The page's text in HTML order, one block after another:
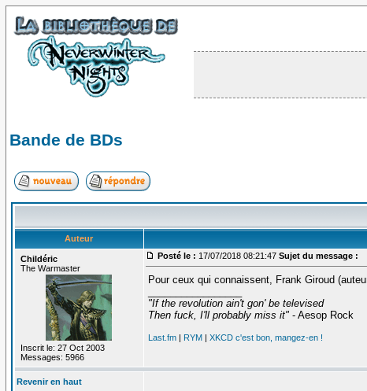
Bande de BDs
Auteur
Childéric
The Warmaster
Inscrit le: 27 Oct 2003
Messages: 5966
Posté le : 17/07/2018 08:21:47 Sujet du message :
Pour ceux qui connaissent, Frank Giroud
"If the revolution ain't gon' be televised
Then fuck, I'll probably miss it"- Aesop Rock
Last.fm| RYM| XKCD c'est bon, mangez-en !
Revenir en haut